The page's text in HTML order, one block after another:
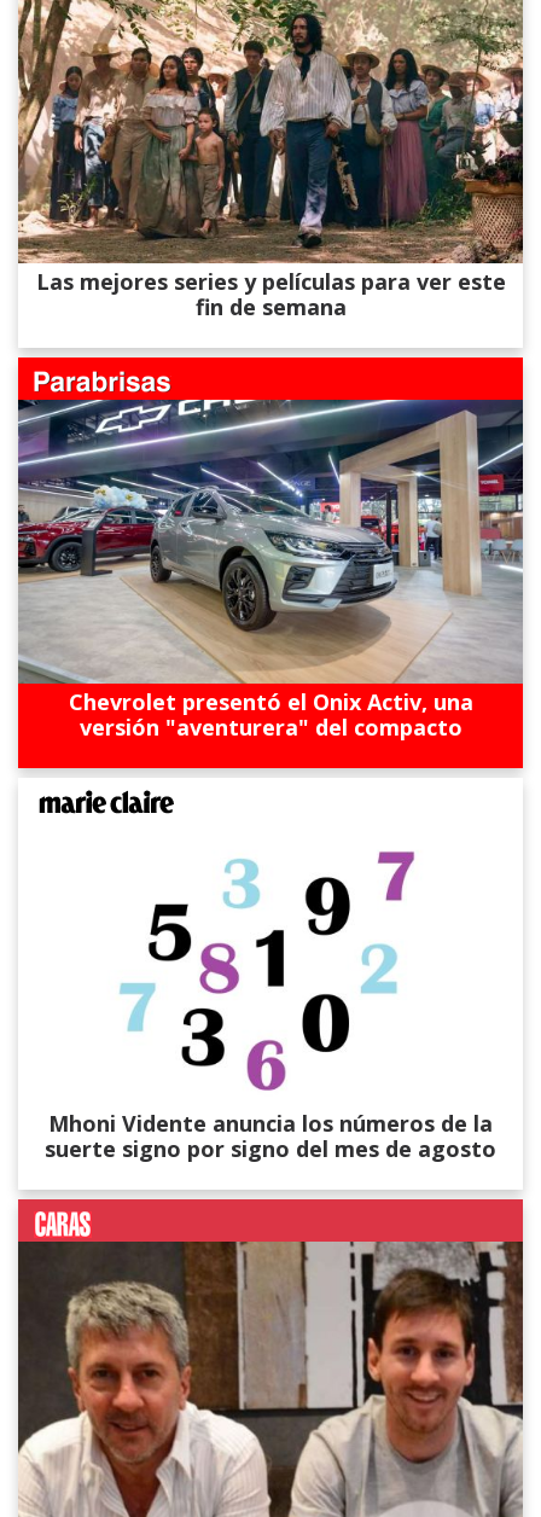
Las mejores series y películas para ver este
fin de semana
Chevrolet presentó el Onix Activ, una
versión "aventurera" del compacto
Mhoni Vidente anuncia los números de la
suerte signo por signo del mes de agosto